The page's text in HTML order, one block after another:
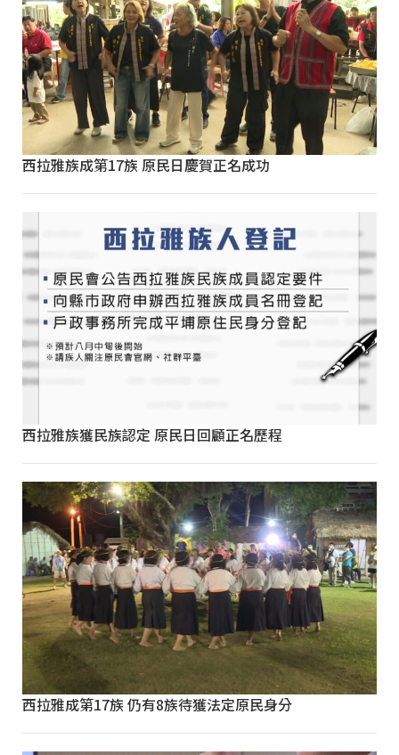
西拉雅族成第17族 原民日慶賀正名成功
西拉雅族獲民族認定 原民日回顧正名歷程
西拉雅成第17族 仍有8族待獲法定原民身分